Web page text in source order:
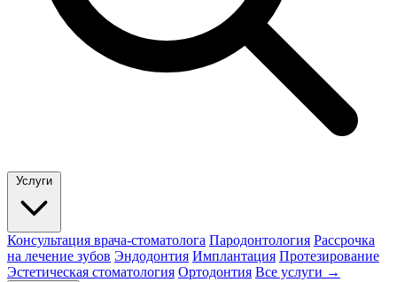
Услуги
Консультация врача-стоматолога Пародонтология Рассрочка
на лечение зубов Эндодонтия Имплантация Протезирование
Эстетическая стоматология Ортодонтия Все услуги →